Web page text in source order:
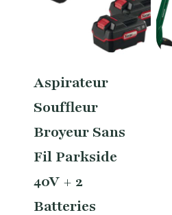
Aspirateur
Souffleur
Broyeur Sans
Fil Parkside
40V + 2
Batteries